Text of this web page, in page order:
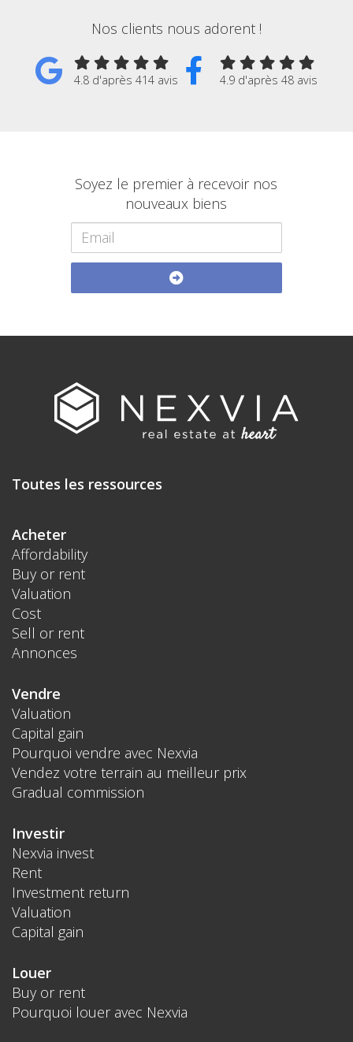
Nos clients nous adorent !
4.8 d'après 414 avis 4.9 d'après 48 avis
Soyez le premier à recevoir nos
nouveaux biens
Toutes les ressources
Acheter
Affordability
Buy or rent
Valuation
Cost
Sell or rent
Annonces
Vendre
Valuation
Capital gain
Pourquoi vendre avec Nexvia
Vendez votre terrain au meilleur prix
Gradual commission
Investir
Nexvia invest
Rent
Investment return
Valuation
Capital gain
Louer
Buy or rent
Pourquoi louer avec Nexvia